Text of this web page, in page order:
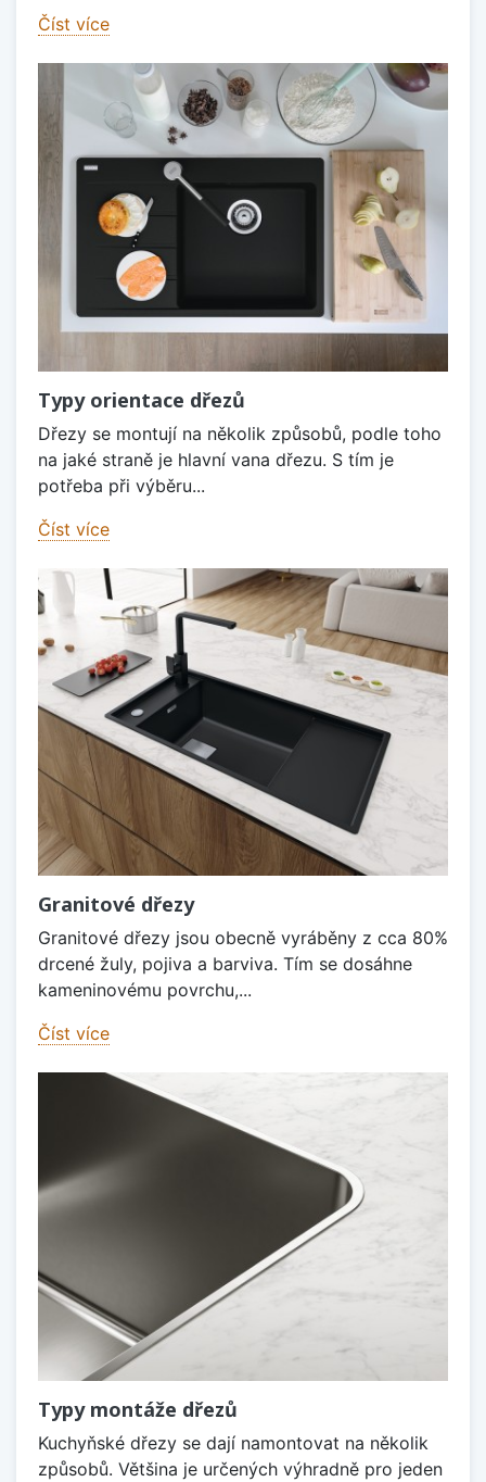
Číst více
Typy orientace dřezů
Dřezy se montují na několik způsobů, podle toho
na jaké straně je hlavní vana dřezu. S tím je
potřeba při výběru...
Číst více
Granitové dřezy
Granitové dřezy jsou obecně vyráběny z cca 80%
drcené žuly, pojiva a barviva. Tím se dosáhne
kameninovému povrchu,...
Číst více
Typy montáže dřezů
Kuchyňské dřezy se dají namontovat na několik
způsobů. Většina je určených výhradně pro jeden